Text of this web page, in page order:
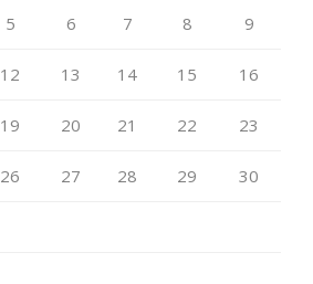
5 6 7 8 9
12 13 14 15 16
19 20 21 22 23
26 27 28 29 30